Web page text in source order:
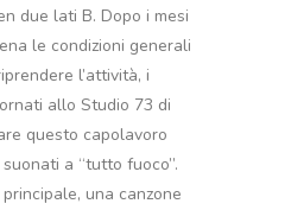
due lati B. Dopo i mesi
le condizioni generali
l’attività, i
allo Studio 73 di
questo capolavoro
a “tutto fuoco”.
una canzone